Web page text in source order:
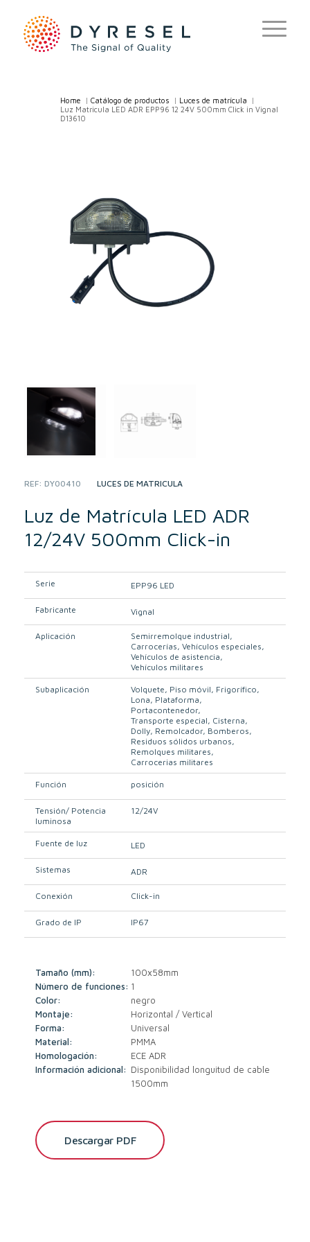
Home /Catálogo de productos Luces de matrícula
Luz Matricula LED ADR EPP96 12 24V 500mm Click in Vignal
D13610
REF:DY00410
CATEGORY:LUCES DE MATRÍCULA
Luz de Matrícula LED ADR
12/24V 500mm Click-in
Serie EPP96 LED
Fabricante Vignal
Aplicación
Semirremolque industrial
Carrocerías Vehículos especiales
Vehículos de asistencia
Vehículos militares
Subaplicación Volquete Piso móvil Frigorífico
Lona Plataforma
Portacontenedor
Transporte especial Cisterna
Dolly Remolcador Bomberos
Residuos sólidos urbanos
Remolques militares
Carrocerias militares
Función posición
Tensión/ Potencia
luminosa
12/24V
Fuente de luz LED
Sistemas ADR
Conexión Click-in
Grado de IP IP67
Tamaño (mm):
100x58mm
Número de funciones: 1
Color:
negro
Montaje:
Horizontal / Vertical
Forma:
Universal
Material:
PMMA
Homologación:
ECE ADR
Información adicional: Disponibilidad longuitud de cable
1500mm
Descargar PDF